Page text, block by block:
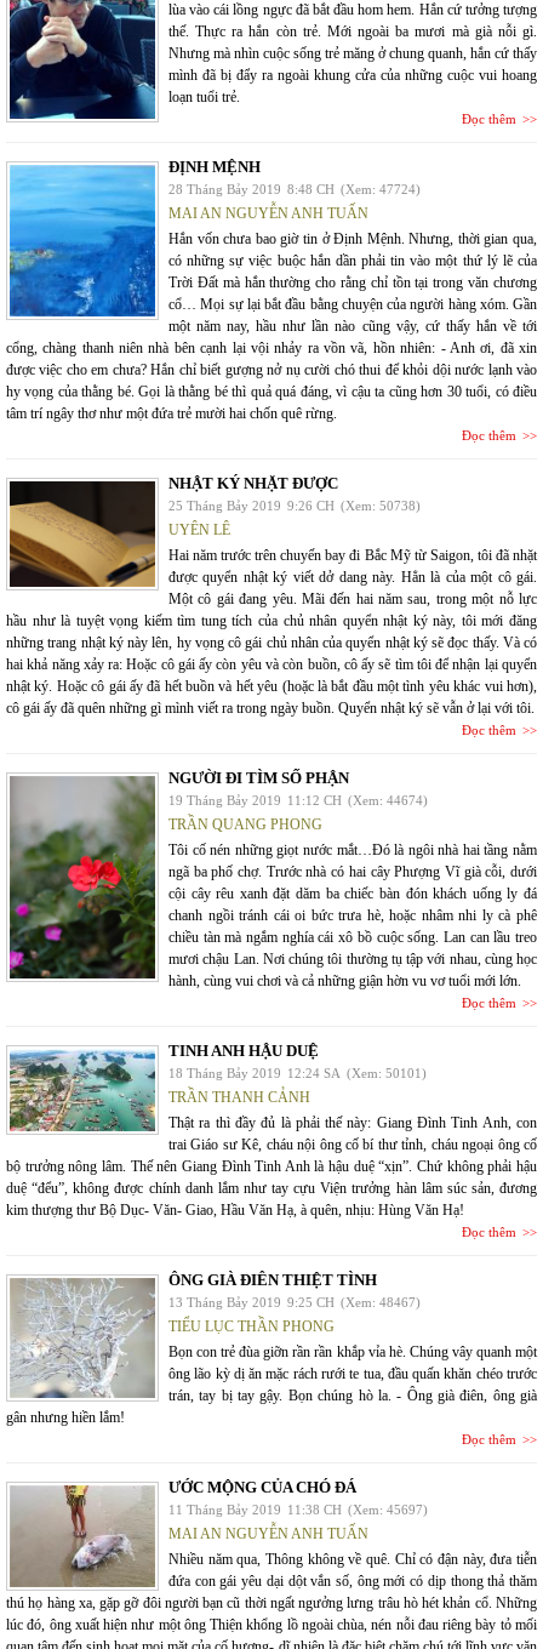
lùa vào cái lồng ngực đã bắt đầu hom hem. Hắn cứ tưởng tượng
thế. Thực ra hắn còn trẻ. Mới ngoài ba mươi mà già nỗi gì.
Nhưng mà nhìn cuộc sống trẻ măng ở chung quanh, hắn cứ thấy
mình đã bị đẩy ra ngoài khung cửa của những cuộc vui hoang
loạn tuổi trẻ.
Đọc thêm
ĐỊNH MỆNH
28 Tháng Bảy 2019 8:48 CH (Xem: 47724)
MAI AN NGUYỄN ANH TUẤN
Hắn vốn chưa bao giờ tin ở Định Mệnh. Nhưng, thời gian qua,
có những sự việc buộc hắn dần phải tin vào một thứ lý lẽ của
Trời Đất mà hắn thường cho rằng chỉ tồn tại trong văn chương
cổ… Mọi sự lại bắt đầu bằng chuyện của người hàng xóm. Gần
một năm nay, hầu như lần nào cũng vậy, cứ thấy hắn về tới
cổng, chàng thanh niên nhà bên cạnh lại vội nhảy ra vồn vã, hồn nhiên: - Anh ơi, đã xin
được việc cho em chưa? Hắn chỉ biết gượng nở nụ cười chó thui để khỏi dội nước lạnh vào
hy vọng của thằng bé. Gọi là thằng bé thì quả quá đáng, vì cậu ta cũng hơn 30 tuổi, có điều
tâm trí ngây thơ như một đứa trẻ mười hai chốn quê rừng.
Đọc thêm
NHẬT KÝ NHẶT ĐƯỢC
25 Tháng Bảy 2019 9:26 CH (Xem: 50738)
UYÊN LÊ
Hai năm trước trên chuyến bay đi Bắc Mỹ từ Saigon, tôi đã nhặt
được quyển nhật ký viết dở dang này. Hẳn là của một cô gái.
Một cô gái đang yêu. Mãi đến hai năm sau, trong một nỗ lực
hầu như là tuyệt vọng kiếm tìm tung tích của chủ nhân quyển nhật ký này, tôi mới đăng
những trang nhật ký này lên, hy vọng cô gái chủ nhân của quyển nhật ký sẽ đọc thấy. Và có
hai khả năng xảy ra: Hoặc cô gái ấy còn yêu và còn buồn, cô ấy sẽ tìm tôi để nhận lại quyển
nhật ký. Hoặc cô gái ấy đã hết buồn và hết yêu (hoặc là bắt đầu một tình yêu khác vui hơn),
cô gái ấy đã quên những gì mình viết ra trong ngày buồn. Quyển nhật ký sẽ vẫn ở lại với tôi.
Đọc thêm
NGƯỜI ĐI TÌM SỐ PHẬN
19 Tháng Bảy 2019 11:12 CH (Xem: 44674)
TRẦN QUANG PHONG
Tôi cố nén những giọt nước mắt…Đó là ngôi nhà hai tầng nằm
ngã ba phố chợ. Trước nhà có hai cây Phượng Vĩ già cỗi, dưới
cội cây rêu xanh đặt dăm ba chiếc bàn đón khách uống ly đá
chanh ngồi tránh cái oi bức trưa hè, hoặc nhâm nhi ly cà phê
chiều tàn mà ngắm nghía cái xô bồ cuộc sống. Lan can lầu treo
mươi chậu Lan. Nơi chúng tôi thường tụ tập với nhau, cùng học
hành, cùng vui chơi và cả những giận hờn vu vơ tuổi mới lớn.
Đọc thêm
TINH ANH HẬU DUỆ
18 Tháng Bảy 2019 12:24 SA (Xem: 50101)
TRẦN THANH CẢNH
Thật ra thì đầy đủ là phải thế này: Giang Đình Tinh Anh, con
trai Giáo sư Kê, cháu nội ông cố bí thư tỉnh, cháu ngoại ông cố
bộ trưởng nông lâm. Thế nên Giang Đình Tinh Anh là hậu duệ “xịn”. Chứ không phải hậu
duệ “đểu”, không được chính danh lắm như tay cựu Viện trưởng hàn lâm súc sản, đương
kim thượng thư Bộ Dục- Văn- Giao, Hầu Văn Hạ, à quên, nhịu: Hùng Văn Hạ!
Đọc thêm
ÔNG GIÀ ĐIÊN THIỆT TÌNH
13 Tháng Bảy 2019 9:25 CH (Xem: 48467)
TIỂU LỤC THẦN PHONG
Bọn con trẻ đùa giỡn rần rần khắp vỉa hè. Chúng vây quanh một
ông lão kỳ dị ăn mặc rách rưới te tua, đầu quấn khăn chéo trước
trán, tay bị tay gậy. Bọn chúng hò la. - Ông già điên, ông già
gân nhưng hiền lắm!
Đọc thêm
ƯỚC MỘNG CỦA CHÓ ĐÁ
11 Tháng Bảy 2019 11:38 CH (Xem: 45697)
MAI AN NGUYỄN ANH TUẤN
Nhiều năm qua, Thông không về quê. Chỉ có đận này, đưa tiễn
đứa con gái yêu dại dột vắn số, ông mới có dịp thong thả thăm
thú họ hàng xa, gặp gỡ đôi người bạn cũ thời ngất ngưởng lưng trâu hò hét khản cổ. Những
lúc đó, ông xuất hiện như một ông Thiện khổng lồ ngoài chùa, nén nỗi đau riêng bày tỏ mối